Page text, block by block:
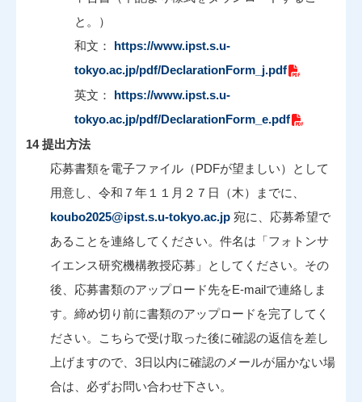
と。）
和文： https://www.ipst.s.u-
tokyo.ac.jp/pdf/DeclarationForm_j.pdf
英文： https://www.ipst.s.u-
tokyo.ac.jp/pdf/DeclarationForm_e.pdf
14 提出方法
応募書類を電子ファイル（PDFが望ましい）として
用意し、令和７年１１月２７日（木）までに、
koubo2025@ipst.s.u-tokyo.ac.jp 宛に、応募希望で
あることを連絡してください。件名は「フォトンサ
イエンス研究機構教授応募」としてください。その
後、応募書類のアップロード先をE-mailで連絡しま
す。締め切り前に書類のアップロードを完了してく
ださい。こちらで受け取った後に確認の返信を差し
上げますので、3日以内に確認のメールが届かない場
合は、必ずお問い合わせ下さい。